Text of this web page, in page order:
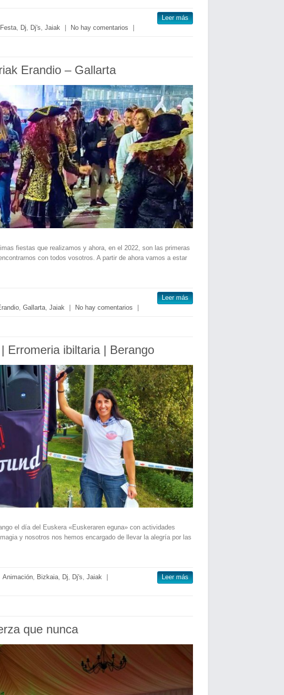
, Dj, Dj's,Jaiak No hay comentarios
Leer más
Erandio – Gallarta
fiestas que realizamos y ahora, en el 2022, son las primeras
con todos vosotros. A partir de ahora vamos a estar
,Gallarta ,Jaiak No hay comentarios
Leer más
Erromeria ibiltaria | Berango
el día del Euskera «Euskeraren eguna» con actividades
y nosotros nos hemos encargado de llevar la alegría por las
Animación, Bizkaia, Dj, Dj's,Jaiak Leer más
que nunca